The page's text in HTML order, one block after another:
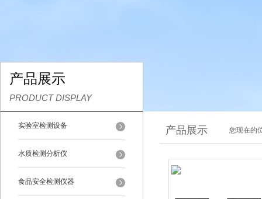
产品展示
PRODUCT DISPLAY
实验室检测设备
水质检测分析仪
食品安全检测仪器
产品展示 您现在的